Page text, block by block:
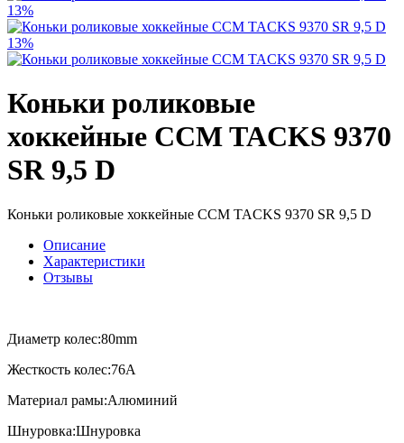
13%
13%
Коньки роликовые
хоккейные CCM TACKS 9370
SR 9,5 D
Коньки роликовые хоккейные CCM TACKS 9370 SR 9,5 D
Описание
Характеристики
Отзывы
Диаметр колес:80mm
Жесткость колес:76A
Материал рамы:Алюминий
Шнуровка:Шнуровка